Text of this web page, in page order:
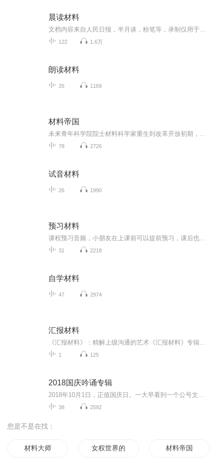
晨读材料
122 1.6万
朗读材料
26 1169
材料帝国
78 2726
试音材料
26 1990
预习材料
31 2218
自学材料
47 2974
汇报材料
1 125
2018国庆吟诵专辑
38 2592
您是不是在找：
材料大师 女权世界的文抄公 材料帝国